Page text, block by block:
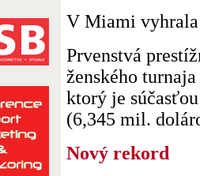
V Miami
Prvenstvá
ženského
ktorý je
(6,345 mil.
Nový rekord